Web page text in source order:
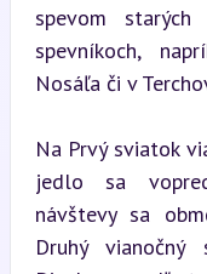
spevom
spevníkoch,
Nosáľa či v
Na Prvý sviatok
jedlo sa
návštevy sa
Druhý